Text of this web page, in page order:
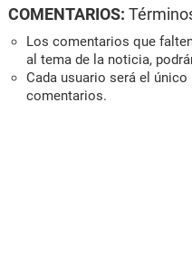
COMENTARIOS:
Los comentarios que
al tema de la noticia,
Cada usuario será el
comentarios.